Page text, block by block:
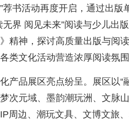
荐书活动再度开启，通过出版
无界 阅见未来”阅读与少儿出
精神，探讨高质量出版与阅
类文化活动营造浓厚阅读氛
产品展区亮点纷呈。展区以“
次元域、墨韵潮玩洲、文脉
周边、潮玩文具、文博文旅